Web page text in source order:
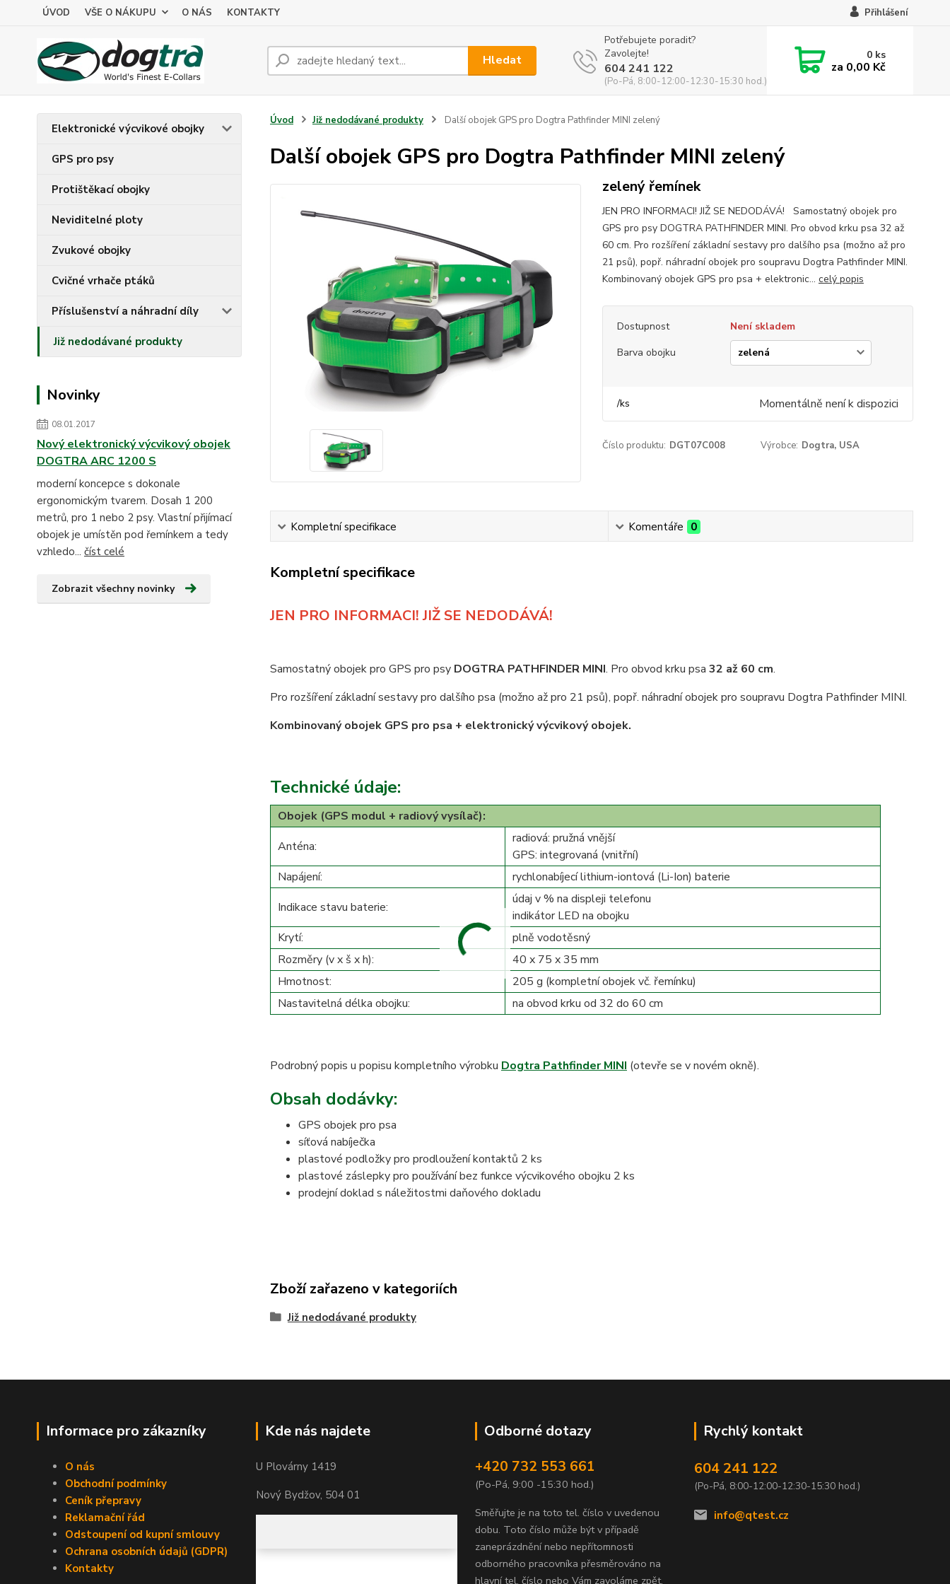
ÚVOD VŠE O NÁKUPU O NÁS KONTAKTY Přihlášení
Hledat
Potřebujete poradit?
Zavolejte!
604 241 122
(Po-Pá, 8:00-12:00-12:30-15:30 hod.)
0 ks
za 0,00 Kč
Elektronické výcvikové obojky
GPS pro psy
Protištěkací obojky
Neviditelné ploty
Zvukové obojky
Cvičné vrhače ptáků
Příslušenství a náhradní díly
Již nedodávané produkty
Novinky
08.01.2017
Nový elektronický výcvikový obojek
DOGTRA ARC 1200 S
moderní koncepce s dokonale
ergonomickým tvarem. Dosah 1 200
metrů, pro 1 nebo 2 psy. Vlastní přijímací
obojek je umístěn pod řemínkem a tedy
vzhledo... číst celé
Zobrazit všechny novinky
Úvod Již nedodávané produkty Další obojek GPS pro Dogtra Pathfinder MINI zelený
Další obojek GPS pro Dogtra Pathfinder MINI zelený
zelený řemínek
JEN PRO INFORMACI! JIŽ SE NEDODÁVÁ! Samostatný obojek pro
GPS pro psy DOGTRA PATHFINDER MINI. Pro obvod krku psa 32 až
60 cm. Pro rozšíření základní sestavy pro dalšího psa (možno až pro
21 psů), popř. náhradní obojek pro soupravu Dogtra Pathfinder MINI.
Kombinovaný obojek GPS pro psa + elektronic... celý popis
Dostupnost
Není skladem
Barva obojku
/ks Momentálně není k dispozici
Číslo produktu: DGT07C008 Výrobce: Dogtra, USA
Kompletní specifikace Komentáře 0
Kompletní specifikace
JEN PRO INFORMACI! JIŽ SE NEDODÁVÁ!
Samostatný obojek pro GPS pro psy DOGTRA PATHFINDER MINI. Pro obvod krku psa 32 až 60 cm.
Pro rozšíření základní sestavy pro dalšího psa (možno až pro 21 psů), popř. náhradní obojek pro soupravu Dogtra Pathfinder MINI.
Kombinovaný obojek GPS pro psa + elektronický výcvikový obojek.
Technické údaje:
Obojek (GPS modul + radiový vysílač):
Anténa:
radiová: pružná vnější
GPS: integrovaná (vnitřní)
Napájení:
rychlonabíjecí lithium-iontová (Li-Ion) baterie
Indikace stavu baterie:
údaj v % na displeji telefonu
indikátor LED na obojku
Krytí:
plně vodotěsný
Rozměry (v x š x h):
40 x 75 x 35 mm
Hmotnost:
205 g (kompletní obojek vč. řemínku)
Nastavitelná délka obojku:
na obvod krku od 32 do 60 cm
Podrobný popis u popisu kompletního výrobku Dogtra Pathfinder MINI(otevře se v novém okně).
Obsah dodávky:
GPS obojek pro psa
síťová nabíječka
plastové podložky pro prodloužení kontaktů 2 ks
plastové záslepky pro používání bez funkce výcvikového obojku 2 ks
prodejní doklad s náležitostmi daňového dokladu
Zboží zařazeno v kategoriích
Již nedodávané produkty
Informace pro zákazníky
O nás
Obchodní podmínky
Ceník přepravy
Reklamační řád
Odstoupení od kupní smlouvy
Ochrana osobních údajů (GDPR)
Kontakty
Kde nás najdete
U Plovárny 1419
Nový Bydžov, 504 01
Odborné dotazy
+420 732 553 661
(Po-Pá, 9:00 -15:30 hod.)
Směřujte je na toto tel. číslo v uvedenou
dobu. Toto číslo může být v případě
zaneprázdnění nebo nepřítomnosti
odborného pracovníka přesměrováno na
hlavní tel. číslo nebo Vám zavoláme zpět,
Rychlý kontakt
604 241 122
(Po-Pá, 8:00-12:00-12:30-15:30 hod.)
info@qtest.cz